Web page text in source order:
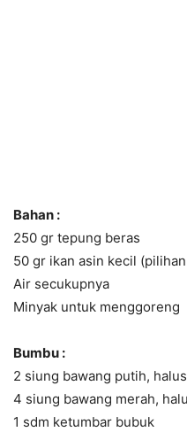
Bahan :
250 gr tepung beras
50 gr ikan asin kecil
Air secukupnya
Minyak untuk menggoreng
Bumbu :
2 siung bawang putih,
4 siung bawang merah,
1 sdm ketumbar bubuk